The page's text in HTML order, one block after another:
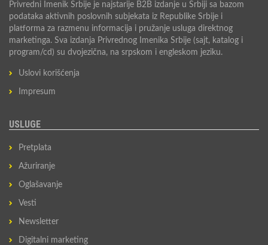
Privredni Imenik Srbije je najstarije B2B izdanje u Srbiji sa bazom
podataka aktivnih poslovnih subjekata iz Republike Srbije i
platforma za razmenu informacija i pružanje usluga direktnog
marketinga. Sva izdanja Privrednog Imenika Srbije (sajt, katalog i
program/cd) su dvojezična, na srpskom i engleskom jeziku.
Uslovi korišćenja
Impresum
USLUGE
Pretplata
Ažuriranje
Oglašavanje
Vesti
Newsletter
Digitalni marketing